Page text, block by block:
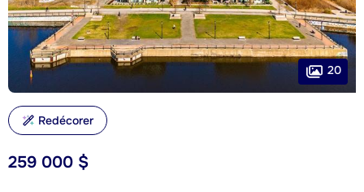
259 000 $
20
Redécorer